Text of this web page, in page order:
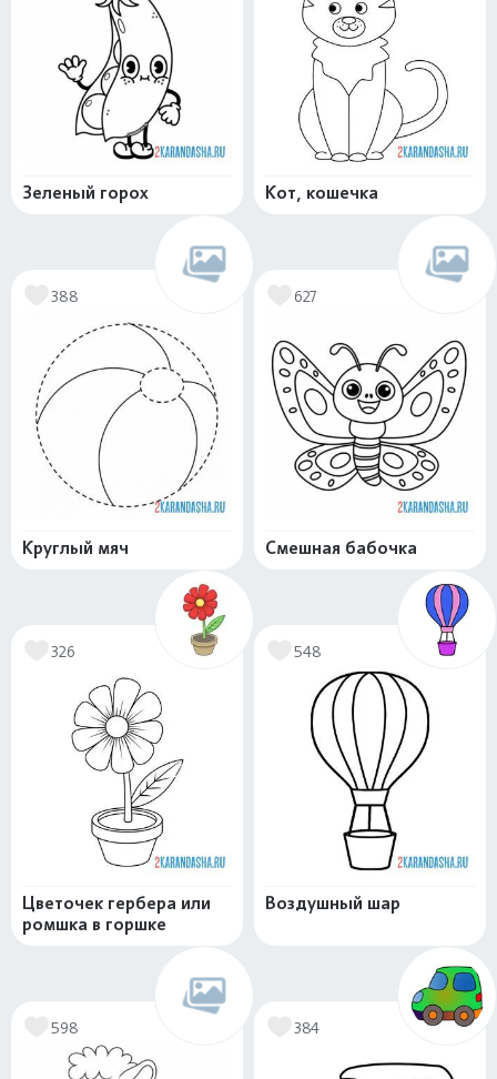
Зеленый горох Кот, кошечка
388
Круглый мяч
627
Смешная бабочка
326
Цветочек гербера или
ромшка в горшке
548
Воздушный шар
598 384